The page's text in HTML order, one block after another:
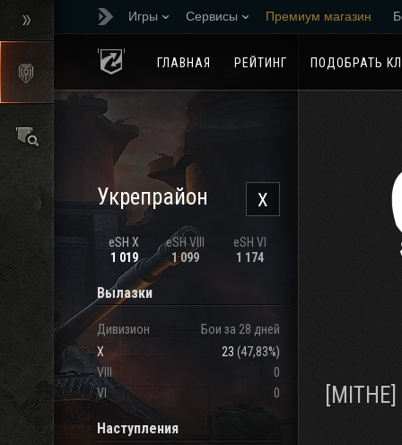
Игры Сервисы Премиум магазин
ГЛАВНАЯ
РЕЙТИНГ ПОДОБРАТЬ
X
Укрепрайон
eSH X
1 019
eSH VIII
1 099
eSH VI
1 174
Вылазки
Дивизион
Бои за 28 дней
X
23 (47,83%)
VIII
0
VI
0
Наступления
[MITHE]